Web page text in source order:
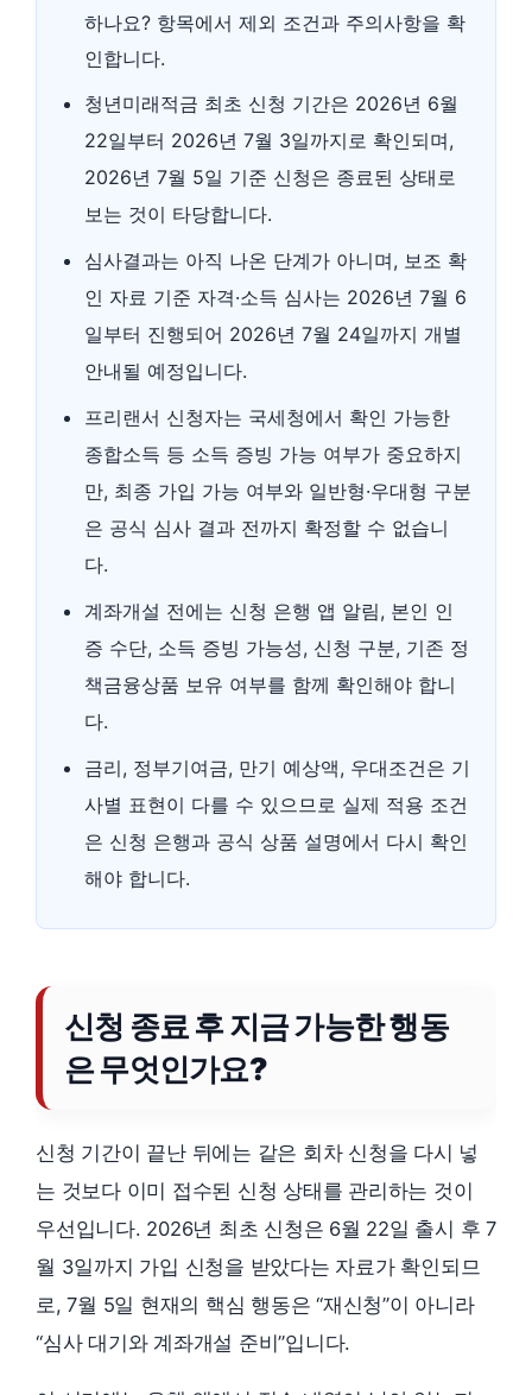
하나요? 항목에서 제외 조건과 주의사항을 확
인합니다.
청년미래적금 최초 신청 기간은 2026년 6월
22일부터 2026년 7월 3일까지로 확인되며,
2026년 7월 5일 기준 신청은 종료된 상태로
보는 것이 타당합니다.
심사결과는 아직 나온 단계가 아니며, 보조 확
인 자료 기준 자격·소득 심사는 2026년 7월 6
일부터 진행되어 2026년 7월 24일까지 개별
안내될 예정입니다.
프리랜서 신청자는 국세청에서 확인 가능한
종합소득 등 소득 증빙 가능 여부가 중요하지
만, 최종 가입 가능 여부와 일반형·우대형 구분
은 공식 심사 결과 전까지 확정할 수 없습니
다.
계좌개설 전에는 신청 은행 앱 알림, 본인 인
증 수단, 소득 증빙 가능성, 신청 구분, 기존 정
책금융상품 보유 여부를 함께 확인해야 합니
다.
금리, 정부기여금, 만기 예상액, 우대조건은 기
사별 표현이 다를 수 있으므로 실제 적용 조건
은 신청 은행과 공식 상품 설명에서 다시 확인
해야 합니다.
신청 종료 후 지금 가능한 행동
은 무엇인가요?
신청 기간이 끝난 뒤에는 같은 회차 신청을 다시 넣
는 것보다 이미 접수된 신청 상태를 관리하는 것이
우선입니다. 2026년 최초 신청은 6월 22일 출시 후 7
월 3일까지 가입 신청을 받았다는 자료가 확인되므
로, 7월 5일 현재의 핵심 행동은 “재신청”이 아니라
“심사 대기와 계좌개설 준비”입니다.